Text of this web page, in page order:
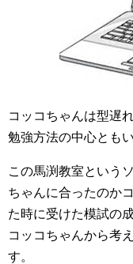
コッコちゃんは型遅
勉強方法の中心とも
この馬渕教室という
ちゃんに合ったのか
た時に受けた模試の
コッコちゃんから考
す。